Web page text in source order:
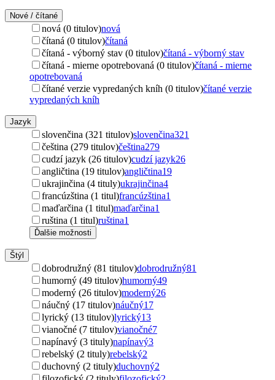
Nové / čítané
nová (0 titulov)nová
čítaná (0 titulov)čítaná
čítaná - výborný stav (0 titulov)čítaná - výborný stav
čítaná - mierne opotrebovaná (0 titulov)čítaná - mierne
opotrebovaná
čítané verzie vypredaných kníh (0 titulov)čítané verzie
vypredaných kníh
Jazyk
slovenčina (321 titulov)slovenčina321
čeština (279 titulov)čeština279
cudzí jazyk (26 titulov)cudzí jazyk26
angličtina (19 titulov)angličtina19
ukrajinčina (4 tituly)ukrajinčina4
francúzština (1 titul)francúzština1
maďarčina (1 titul)maďarčina1
ruština (1 titul)ruština1
Ďalšie možnosti
Štýl
dobrodružný (81 titulov)dobrodružný81
humorný (49 titulov)humorný49
moderný (26 titulov)moderný26
náučný (17 titulov)náučný17
lyrický (13 titulov)lyrický13
vianočné (7 titulov)vianočné7
napínavý (3 tituly)napínavý3
rebelský (2 tituly)rebelský2
duchovný (2 tituly)duchovný2